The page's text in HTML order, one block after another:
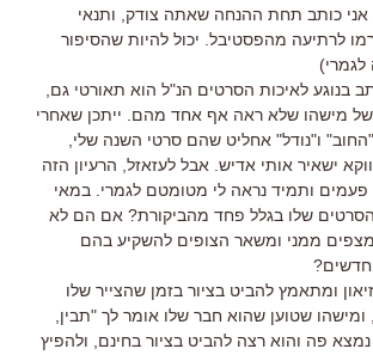
כותב תחת ההנחה שאתה צודק, ותנאי
לרתיעה מהפסטיבל. יכול להיות שהסיפור
לגמרי)
בנוגע לאיכות הסרטים הנ"ל הוא תאורטי גם,
של מישהו שלא ראה אף אחד מהם. ייתכן שאחרי
ו"נודל" אחליט שהם סרטי השנה שלי,
ישאיר אותי אדיש. אבל לעזאזל, הרעיון הזה
ותמיד נראה לי מטומטם לגמרי. במאי
שלו בגלל פחד מהביקורת? אם הם לא
ממני ומשאר הצופים להשקיע בהם
ומתאמץ להביט בציור בזמן שהצייר שלו
שטוען שהוא חבר שלו אומר לך "תבין,
פה והוא רצה להביט בציור בחינם, ולהפיץ